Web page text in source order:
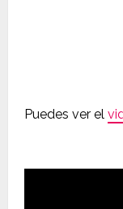
Puedes ver el